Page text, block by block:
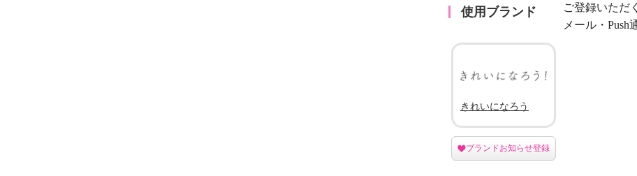
使用ブランド
ご登録いただ
メール・Push
きれいになろう
ブランドお知らせ登録